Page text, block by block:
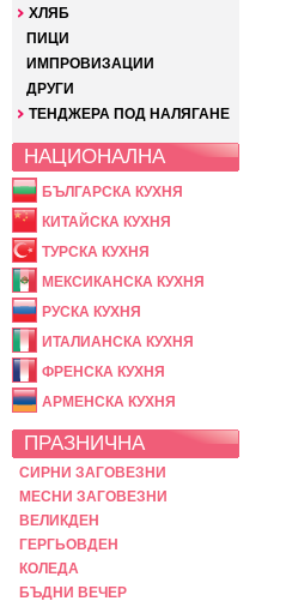
ХЛЯБ
ПИЦИ
ИМПРОВИЗАЦИИ
ДРУГИ
ТЕНДЖЕРА ПОД НАЛЯГАНЕ
НАЦИОНАЛНА
БЪЛГАРСКА КУХНЯ
КИТАЙСКА КУХНЯ
ТУРСКА КУХНЯ
МЕКСИКАНСКА КУХНЯ
РУСКА КУХНЯ
ИТАЛИАНСКА КУХНЯ
ФРЕНСКА КУХНЯ
АРМЕНСКА КУХНЯ
ПРАЗНИЧНА
СИРНИ ЗАГОВЕЗНИ
МЕСНИ ЗАГОВЕЗНИ
ВЕЛИКДЕН
ГЕРГЬОВДЕН
КОЛЕДА
БЪДНИ ВЕЧЕР